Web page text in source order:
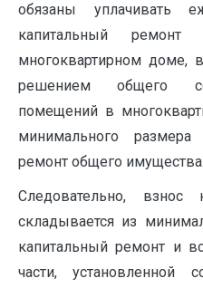
обязаны уплачивать
капитальный
многоквартирном доме,
решением общего
помещений в
минимального
ремонт общего имущества.
Следовательно, взнос
складывается из
капитальный ремонт и
части, установленной